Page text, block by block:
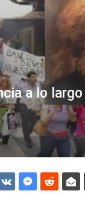
a lo